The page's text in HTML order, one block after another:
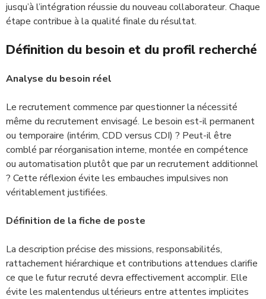
jusqu’à l’intégration réussie du nouveau collaborateur. Chaque
étape contribue à la qualité finale du résultat.
Définition du besoin et du profil recherché
Analyse du besoin réel
Le recrutement commence par questionner la nécessité
même du recrutement envisagé. Le besoin est-il permanent
ou temporaire (intérim, CDD versus CDI) ? Peut-il être
comblé par réorganisation interne, montée en compétence
ou automatisation plutôt que par un recrutement additionnel
? Cette réflexion évite les embauches impulsives non
véritablement justifiées.
Définition de la fiche de poste
La description précise des missions, responsabilités,
rattachement hiérarchique et contributions attendues clarifie
ce que le futur recruté devra effectivement accomplir. Elle
évite les malentendus ultérieurs entre attentes implicites